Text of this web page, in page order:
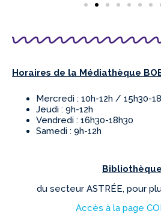
Horaires de la Médiathèque
Mercredi : 10h-12h / 15h30-
Jeudi : 9h-12h
Vendredi : 16h30-18h30
Samedi : 9h-12h
du secteur ASTRÉE, pour
Accès à la page